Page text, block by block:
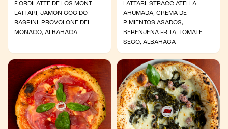
FIORDILATTE DE LOS MONTI
LATTARI, JAMON COCIDO
RASPINI, PROVOLONE DEL
MONACO, ALBAHACA
LATTARI, STRACCIATELLA
AHUMADA, CREMA DE
PIMIENTOS ASADOS,
BERENJENA FRITA, TOMATE
SECO, ALBAHACA